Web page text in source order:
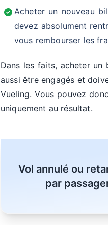
Acheter un nouveau
devez absolument
vous rembourser les
Dans les faits, acheter
aussi être engagés et
Vueling. Vous pouvez
uniquement au résultat.
Vol annulé ou
par